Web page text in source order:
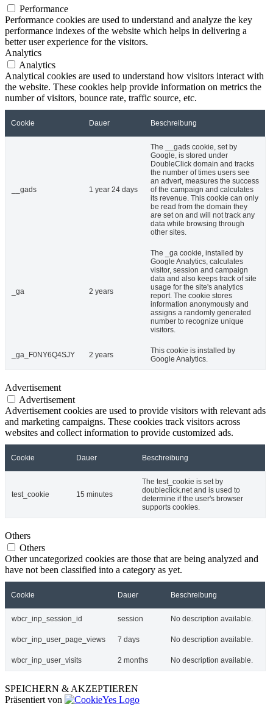
Performance
Performance cookies are used to understand and analyze the key
performance indexes of the website which helps in delivering a
better user experience for the visitors.
Analytics
Analytics
Analytical cookies are used to understand how visitors interact with
the website. These cookies help provide information on metrics the
number of visitors, bounce rate, traffic source, etc.
Cookie Dauer Beschreibung
__gads 1 year 24 days
The __gads cookie, set by
Google, is stored under
DoubleClick domain and tracks
the number of times users see
an advert, measures the success
of the campaign and calculates
its revenue. This cookie can only
be read from the domain they
are set on and will not track any
data while browsing through
other sites.
_ga 2 years
The _ga cookie, installed by
Google Analytics, calculates
visitor, session and campaign
data and also keeps track of site
usage for the site's analytics
report. The cookie stores
information anonymously and
assigns a randomly generated
number to recognize unique
visitors.
_ga_F0NY6Q4SJY 2 years
This cookie is installed by
Google Analytics.
Advertisement
Advertisement
Advertisement cookies are used to provide visitors with relevant ads
and marketing campaigns. These cookies track visitors across
websites and collect information to provide customized ads.
Cookie Dauer Beschreibung
test_cookie 15 minutes
The test_cookie is set by
doubleclick.net and is used to
determine if the user's browser
supports cookies.
Others
Others
Other uncategorized cookies are those that are being analyzed and
have not been classified into a category as yet.
Cookie Dauer Beschreibung
wbcr_inp_session_id session No description available.
wbcr_inp_user_page_views 7 days No description available.
wbcr_inp_user_visits 2 months No description available.
SPEICHERN & AKZEPTIEREN
Präsentiert von